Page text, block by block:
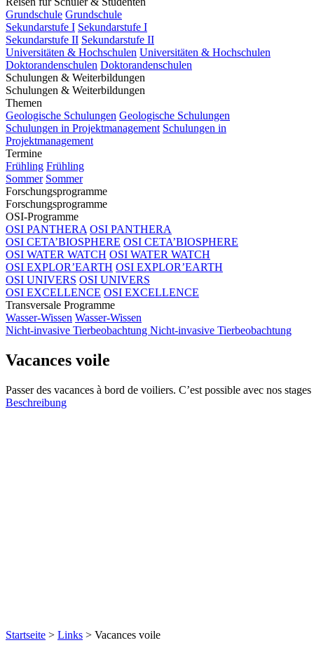
Grundschule Grundschule
Sekundarstufe I Sekundarstufe I
Sekundarstufe II Sekundarstufe II
Universitäten & Hochschulen Universitäten & Hochschulen
Doktorandenschulen Doktorandenschulen
Schulungen & Weiterbildungen
Schulungen & Weiterbildungen
Themen
Geologische Schulungen Geologische Schulungen
Schulungen in Projektmanagement Schulungen in
Projektmanagement
Termine
Frühling Frühling
Sommer Sommer
Forschungsprogramme
Forschungsprogramme
OSI-Programme
OSI PANTHERA OSI PANTHERA
OSI CETA’BIOSPHERE OSI CETA’BIOSPHERE
OSI WATER WATCH OSI WATER WATCH
OSI EXPLOR’EARTH OSI EXPLOR’EARTH
OSI UNIVERS OSI UNIVERS
OSI EXCELLENCE OSI EXCELLENCE
Transversale Programme
Wasser-Wissen Wasser-Wissen
Nicht-invasive Tierbeobachtung Nicht-invasive Tierbeobachtung
Vacances voile
Passer des vacances à bord de voiliers. C’est possible avec nos
Beschreibung
Startseite > Links > Vacances voile